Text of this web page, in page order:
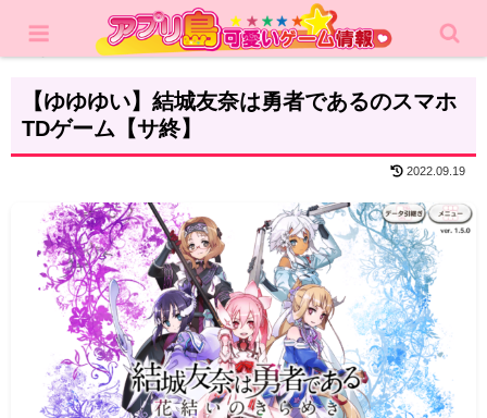
レビュー RPG
【ゆゆゆい】結城友奈は勇者であるのスマホ
TDゲーム【サ終】
2022.09.19